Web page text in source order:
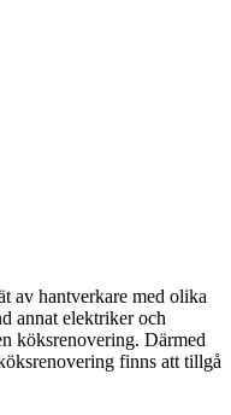
av hantverkare med olika
annat elektriker och
köksrenovering. Därmed
finns att tillgå